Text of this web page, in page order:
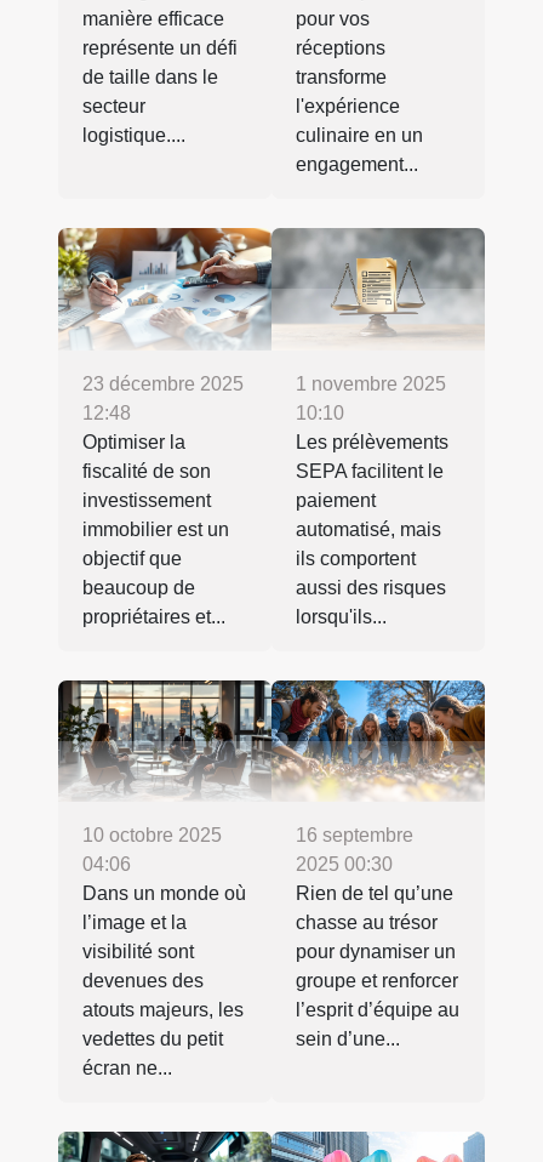
manière efficace
représente un défi
de taille dans le
secteur
logistique....
pour vos
réceptions
transforme
l'expérience
culinaire en un
engagement...
23 décembre 2025
12:48
Optimiser la
fiscalité de son
investissement
immobilier est un
objectif que
beaucoup de
propriétaires et...
1 novembre 2025
10:10
Les prélèvements
SEPA facilitent le
paiement
automatisé, mais
ils comportent
aussi des risques
lorsqu'ils...
10 octobre 2025
04:06
Dans un monde où
l’image et la
visibilité sont
devenues des
atouts majeurs, les
vedettes du petit
écran ne...
16 septembre
2025 00:30
Rien de tel qu’une
chasse au trésor
pour dynamiser un
groupe et renforcer
l’esprit d’équipe au
sein d’une...